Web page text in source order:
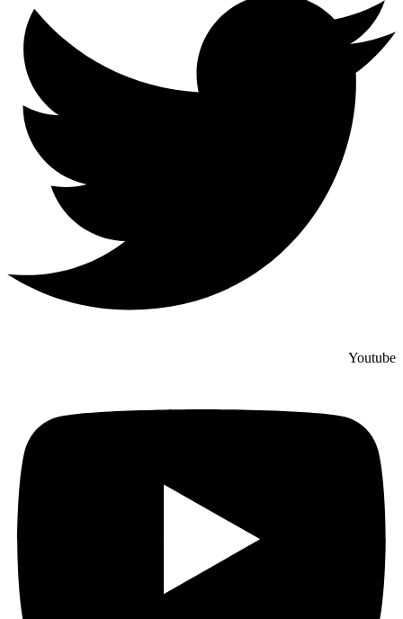
Youtube